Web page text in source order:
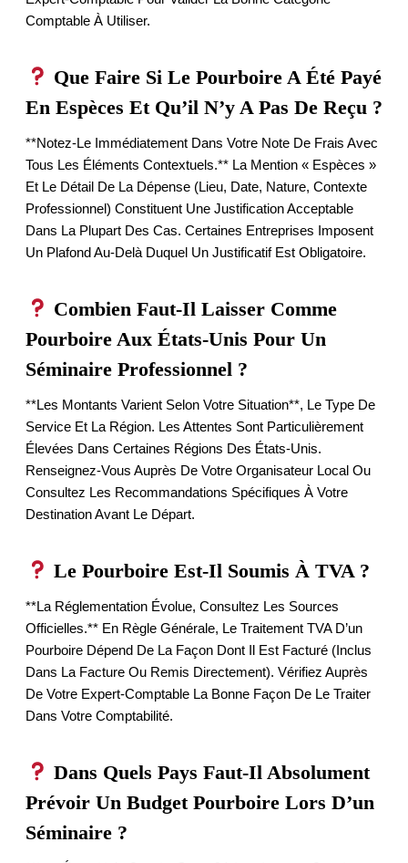
Comptable À Utiliser.
Que Faire Si Le Pourboire A Été Payé
En Espèces Et Qu’il N’y A Pas De Reçu ?
**Notez-Le Immédiatement Dans Votre Note De Frais Avec
Tous Les Éléments Contextuels.** La Mention « Espèces »
Et Le Détail De La Dépense (lieu, Date, Nature, Contexte
Professionnel) Constituent Une Justification Acceptable
Dans La Plupart Des Cas. Certaines Entreprises Imposent
Un Plafond Au-Delà Duquel Un Justificatif Est Obligatoire.
Combien Faut-Il Laisser Comme
Pourboire Aux États-Unis Pour Un
Séminaire Professionnel ?
**Les Montants Varient Selon Votre Situation**, Le Type De
Service Et La Région. Les Attentes Sont Particulièrement
Élevées Dans Certaines Régions Des États-Unis.
Renseignez-Vous Auprès De Votre Organisateur Local Ou
Consultez Les Recommandations Spécifiques À Votre
Destination Avant Le Départ.
Le Pourboire Est-Il Soumis À TVA ?
**La Réglementation Évolue, Consultez Les Sources
Officielles.** En Règle Générale, Le Traitement TVA D’un
Pourboire Dépend De La Façon Dont Il Est Facturé (inclus
Dans La Facture Ou Remis Directement). Vérifiez Auprès
De Votre Expert-Comptable La Bonne Façon De Le Traiter
Dans Votre Comptabilité.
Dans Quels Pays Faut-Il Absolument
Prévoir Un Budget Pourboire Lors D’un
Séminaire ?